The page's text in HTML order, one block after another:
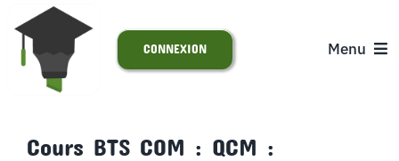
Passer
contenu
Menu
CONNEXION
Cours BTS COM : QCM :